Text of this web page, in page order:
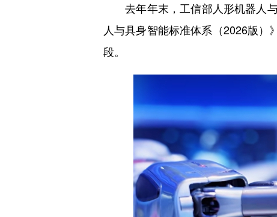
去年年末，工信部人形机器人与
人与具身智能标准体系（2026版）
段。